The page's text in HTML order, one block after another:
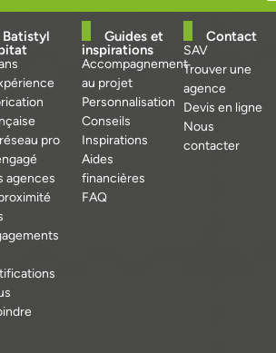
Batistyl
pro
agences
Guides et
inspirations
Accompagnement
au projet
Personnalisation
Conseils
Inspirations
Aides
financières
FAQ
Contact
SAV
Trouver une
agence
Devis en ligne
Nous
contacter